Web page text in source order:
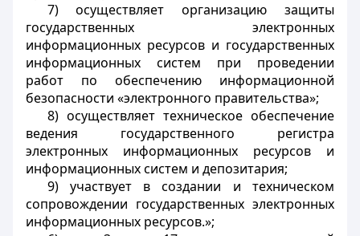
7) осуществляет организацию защиты
государственных электронных
информационных ресурсов и государственных
информационных систем при проведении
работ по обеспечению информационной
безопасности «электронного правительства»;
8) осуществляет техническое обеспечение
ведения государственного регистра
электронных информационных ресурсов и
информационных систем и депозитария;
9) участвует в создании и техническом
сопровождении государственных электронных
информационных ресурсов.»;